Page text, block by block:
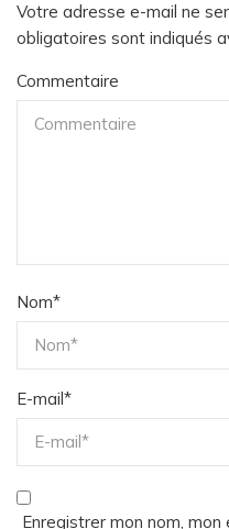
Votre adresse e-mail ne
obligatoires sont indiqués
Commentaire
Nom*
E-mail*
Enregistrer mon nom,